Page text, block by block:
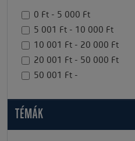
0 Ft - 5 000 Ft
5 001 Ft - 10 000 Ft
10 001 Ft - 20 000 Ft
20 001 Ft - 50 000 Ft
50 001 Ft -
TÉMÁK